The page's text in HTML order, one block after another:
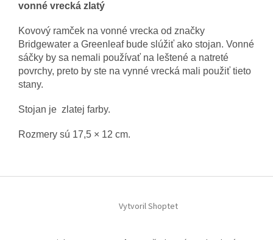
vonné vrecká zlatý
Kovový ramček na vonné vrecka od značky
Bridgewater a Greenleaf bude slúžiť ako stojan. Vonné
sáčky by sa nemali používať na leštené a natreté
povrchy, preto by ste na vynné vrecká mali použiť tieto
stany.
Stojan je zlatej farby.
Rozmery sú 17,5 × 12 cm.
Vytvoril Shoptet